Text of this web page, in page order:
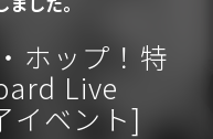
ホップ！特
Live
イベント]